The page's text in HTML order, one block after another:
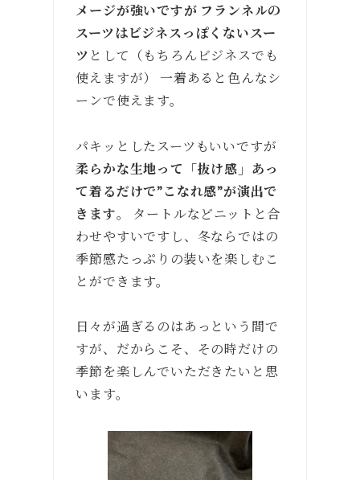
メージが強いですが フランネルの
スーツはビジネスっぽくないスー
ツ として（もちろんビジネスでも
使えますが） 一着あると色んなシ
ーンで使えます。
パキッとしたスーツもいいですが
柔らかな生地って「抜け感」あっ
て着るだけで”こなれ感”が演出で
きます。 タートルなどニットと合
わせやすいですし、冬ならではの
季節感たっぷりの装いを楽しむこ
とができます。
日々が過ぎるのはあっという間で
すが、だからこそ、その時だけの
季節を楽しんでいただきたいと思
います。